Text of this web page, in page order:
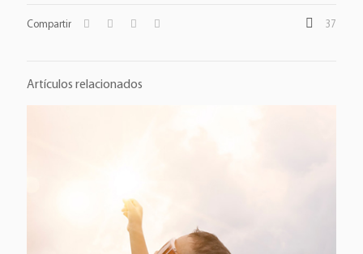
Compartir 37
Artículos relacionados